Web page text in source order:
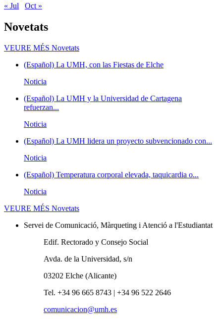
« Jul
Oct »
Novetats
VEURE MÉS Novetats
(Español) La UMH, con las Fiestas de Elche
Noticia
(Español) La UMH y la Universidad de Cartagena
refuerzan...
Noticia
(Español) La UMH lidera un proyecto subvencionado con...
Noticia
(Español) Temperatura corporal elevada, taquicardia o...
Noticia
VEURE MÉS Novetats
Servei de Comunicació, Màrqueting i Atenció a l'Estudiantat
Edif. Rectorado y Consejo Social
Avda. de la Universidad, s/n
03202 Elche (Alicante)
Tel. +34 96 665 8743 | +34 96 522 2646
comunicacion@umh.es